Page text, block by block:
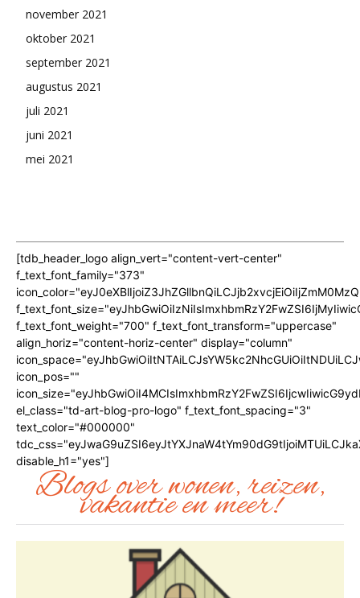
november 2021
oktober 2021
september 2021
augustus 2021
juli 2021
juni 2021
mei 2021
[tdb_header_logo align_vert="content-vert-center"
f_text_font_family="373"
f_text_font_weight="700" f_text_font_transform="uppercase"
align_horiz="content-horiz-center" display="column"
icon_pos=""
el_class="td-art-blog-pro-logo" f_text_font_spacing="3"
text_color="#000000"
disable_h1="yes"]
Blogs over wonen, reizen,
vakantie en meer!